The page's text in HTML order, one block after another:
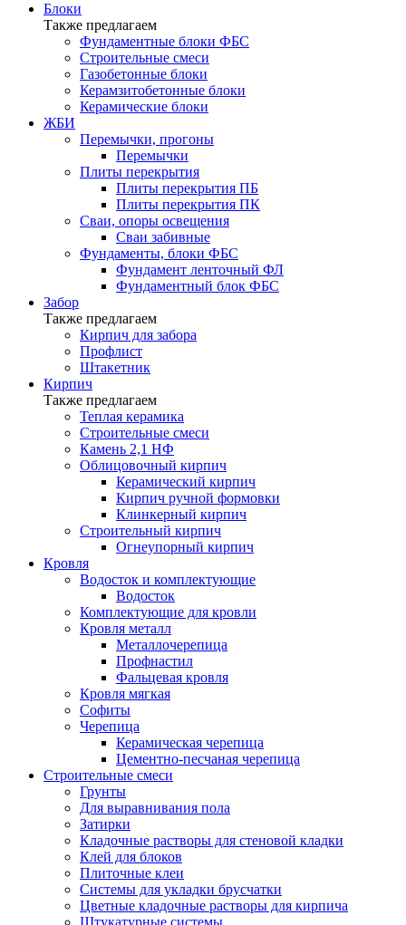
Блоки
Также предлагаем
Фундаментные блоки ФБС
Строительные смеси
Газобетонные блоки
Керамзитобетонные блоки
Керамические блоки
ЖБИ
Перемычки, прогоны
Перемычки
Плиты перекрытия
Плиты перекрытия ПБ
Плиты перекрытия ПК
Сваи, опоры освещения
Сваи забивные
Фундаменты, блоки ФБС
Фундамент ленточный ФЛ
Фундаментный блок ФБС
Забор
Также предлагаем
Кирпич для забора
Профлист
Штакетник
Кирпич
Также предлагаем
Теплая керамика
Строительные смеси
Камень 2,1 НФ
Облицовочный кирпич
Керамический кирпич
Кирпич ручной формовки
Клинкерный кирпич
Строительный кирпич
Огнеупорный кирпич
Кровля
Водосток и комплектующие
Водосток
Комплектующие для кровли
Кровля металл
Металлочерепица
Профнастил
Фальцевая кровля
Кровля мягкая
Софиты
Черепица
Керамическая черепица
Цементно-песчаная черепица
Строительные смеси
Грунты
Для выравнивания пола
Затирки
Кладочные растворы для стеновой кладки
Клей для блоков
Плиточные клеи
Системы для укладки брусчатки
Цветные кладочные растворы для кирпича
Штукатурные системы